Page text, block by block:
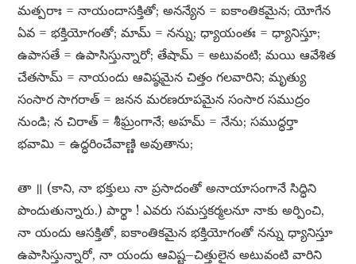
మత్పరాః = నాయందాసక్తితో; అనన్యేన = ఐకాంతికమైన; యోగేన
ఏవ = భక్తియోగంతో; మామ్​ = నన్ను; ధ్యాయంతః = ధ్యానిస్తూ;
ఉపాసతే = ఉపాసిస్తున్నారో; తేషామ్​ = అటువంటి; మయి ఆవేశిత
చేతసామ్​ = నాయందు ఆవిష్ఠమైన చిత్తం గలవారిని; మృత్యు
సంసార సాగరాత్​ = జనన మరణరూపమైన సంసార సముద్రం
నుండి; న చిరాత్​ = శీఘ్రంగానే; అహమ్​ = నేను; సముద్ధర్తా
భవామి = ఉద్ధరించేవాణ్ణి అవుతాను;
తా ॥ (కాని, నా భక్తులు నా ప్రసాదంతో అనాయాసంగానే సిద్ధిని
పొందుతున్నారు.) పార్థా ! ఎవరు సమస్తకర్మలనూ నాకు అర్పించి,
నా యందు ఆసక్తితో, ఐకాంతికమైన భక్తియోగంతో నన్ను ధ్యానిస్తూ
ఉపాసిస్తున్నారో, నా యందు ఆవిష్ట–చిత్తులైన అటువంటి వారిని